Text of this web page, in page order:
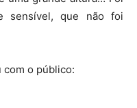
sensível, que não foi
com o público: